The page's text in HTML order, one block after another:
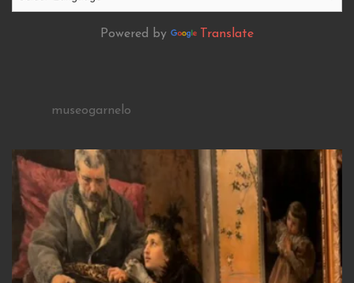
Powered by Translate
museogarnelo